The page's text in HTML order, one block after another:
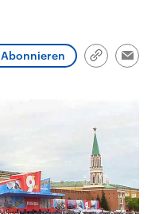
Abonnieren
Link